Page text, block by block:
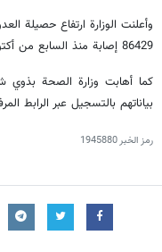
86429 إصابة منذ السابع من أكتوبر الماضي.
كما أهابت وزارة الصحة بذوي
بياناتهم بالتسجيل عبر الرابط
رمز الخبر1945880